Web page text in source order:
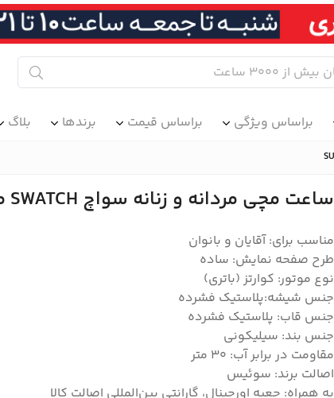
براساس ویژگی براساس قیمت برندها بلاگ
ساعت مچی مردانه و زنانه سواچ SWATCH مدل SUOZ365
مناسب برای: آقایان و بانوان
طرح صفحه نمایش: ساده
نوع موتور: کوارتز (باتری)
جنس شیشه:پلاستیک فشرده
جنس قاب: پلاستیک فشرده
جنس بند: سیلیکونی
مقاومت در برابر آب: ۳۰ متر
اصالت برند: سوئیس
به همراه: جعبه اورجینال، گارانتی بین‌المللی اصالت کالا